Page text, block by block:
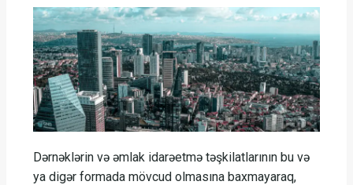
Dərnəklərin və əmlak idarəetmə təşkilatlarının bu və
ya digər formada mövcud olmasına baxmayaraq,